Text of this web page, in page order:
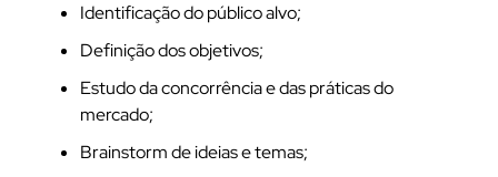
Identificação do público alvo;
Definição dos objetivos;
Estudo da concorrência e das práticas do
mercado;
Brainstorm de ideias e temas;